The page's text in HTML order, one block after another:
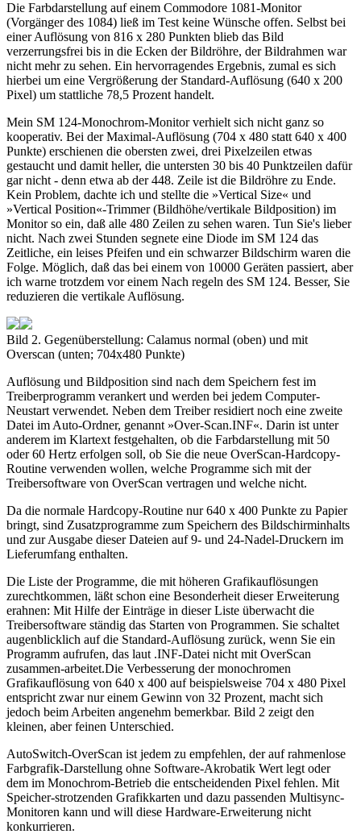
Die Farbdarstellung auf einem Commodore 1081-Monitor
(Vorgänger des 1084) ließ im Test keine Wünsche offen. Selbst bei
einer Auflösung von 816 x 280 Punkten blieb das Bild
verzerrungsfrei bis in die Ecken der Bildröhre, der Bildrahmen war
nicht mehr zu sehen. Ein hervorragendes Ergebnis, zumal es sich
hierbei um eine Vergrößerung der Standard-Auflösung (640 x 200
Pixel) um stattliche 78,5 Prozent handelt.
Mein SM 124-Monochrom-Monitor verhielt sich nicht ganz so
kooperativ. Bei der Maximal-Auflösung (704 x 480 statt 640 x 400
Punkte) erschienen die obersten zwei, drei Pixelzeilen etwas
gestaucht und damit heller, die untersten 30 bis 40 Punktzeilen dafür
gar nicht - denn etwa ab der 448. Zeile ist die Bildröhre zu Ende.
Kein Problem, dachte ich und stellte die »Vertical Size« und
»Vertical Position«-Trimmer (Bildhöhe/vertikale Bildposition) im
Monitor so ein, daß alle 480 Zeilen zu sehen waren. Tun Sie's lieber
nicht. Nach zwei Stunden segnete eine Diode im SM 124 das
Zeitliche, ein leises Pfeifen und ein schwarzer Bildschirm waren die
Folge. Möglich, daß das bei einem von 10000 Geräten passiert, aber
ich warne trotzdem vor einem Nach regeln des SM 124. Besser, Sie
reduzieren die vertikale Auflösung.
Bild 2. Gegenüberstellung: Calamus normal (oben) und mit
Overscan (unten; 704x480 Punkte)
Auflösung und Bildposition sind nach dem Speichern fest im
Treiberprogramm verankert und werden bei jedem Computer-
Neustart verwendet. Neben dem Treiber residiert noch eine zweite
Datei im Auto-Ordner, genannt »Over-Scan.INF«. Darin ist unter
anderem im Klartext festgehalten, ob die Farbdarstellung mit 50
oder 60 Hertz erfolgen soll, ob Sie die neue OverScan-Hardcopy-
Routine verwenden wollen, welche Programme sich mit der
Treibersoftware von OverScan vertragen und welche nicht.
Da die normale Hardcopy-Routine nur 640 x 400 Punkte zu Papier
bringt, sind Zusatzprogramme zum Speichern des Bildschirminhalts
und zur Ausgabe dieser Dateien auf 9- und 24-Nadel-Druckern im
Lieferumfang enthalten.
Die Liste der Programme, die mit höheren Grafikauflösungen
zurechtkommen, läßt schon eine Besonderheit dieser Erweiterung
erahnen: Mit Hilfe der Einträge in dieser Liste überwacht die
Treibersoftware ständig das Starten von Programmen. Sie schaltet
augenblicklich auf die Standard-Auflösung zurück, wenn Sie ein
Programm aufrufen, das laut .INF-Datei nicht mit OverScan
zusammen-arbeitet.Die Verbesserung der monochromen
Grafikauflösung von 640 x 400 auf beispielsweise 704 x 480 Pixel
entspricht zwar nur einem Gewinn von 32 Prozent, macht sich
jedoch beim Arbeiten angenehm bemerkbar. Bild 2 zeigt den
kleinen, aber feinen Unterschied.
AutoSwitch-OverScan ist jedem zu empfehlen, der auf rahmenlose
Farbgrafik-Darstellung ohne Software-Akrobatik Wert legt oder
dem im Monochrom-Betrieb die entscheidenden Pixel fehlen. Mit
Speicher-strotzenden Grafikkarten und dazu passenden Multisync-
Monitoren kann und will diese Hardware-Erweiterung nicht
konkurrieren.